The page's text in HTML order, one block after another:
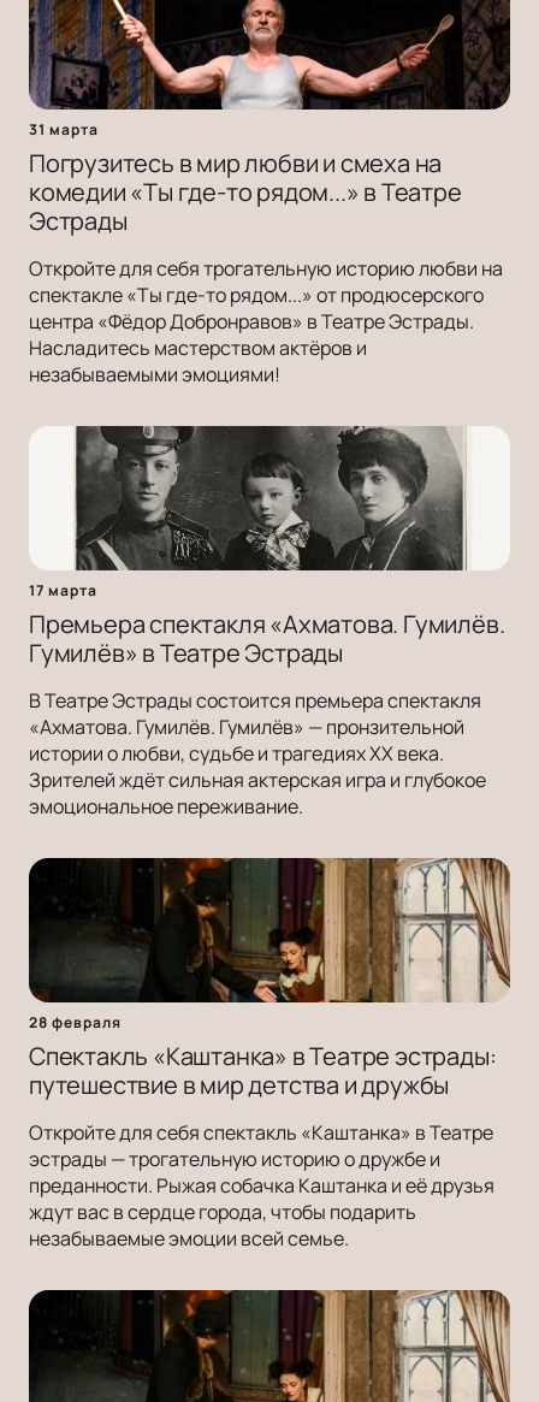
31 марта
Погрузитесь в мир любви и смеха на
комедии «Ты где-то рядом...» в Театре
Эстрады
Откройте для себя трогательную историю любви на
спектакле «Ты где-то рядом...» от продюсерского
центра «Фёдор Добронравов» в Театре Эстрады.
Насладитесь мастерством актёров и
незабываемыми эмоциями!
17 марта
Премьера спектакля «Ахматова. Гумилёв.
Гумилёв» в Театре Эстрады
В Театре Эстрады состоится премьера спектакля
«Ахматова. Гумилёв. Гумилёв» — пронзительной
истории о любви, судьбе и трагедиях ХХ века.
Зрителей ждёт сильная актерская игра и глубокое
эмоциональное переживание.
28 февраля
Спектакль «Каштанка» в Театре эстрады:
путешествие в мир детства и дружбы
Откройте для себя спектакль «Каштанка» в Театре
эстрады — трогательную историю о дружбе и
преданности. Рыжая собачка Каштанка и её друзья
ждут вас в сердце города, чтобы подарить
незабываемые эмоции всей семье.